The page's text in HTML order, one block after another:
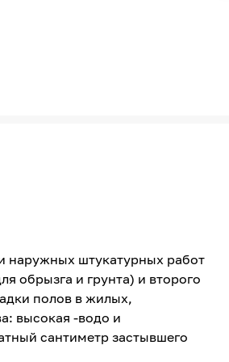
наружных штукатурных работ
обрызга и грунта) и второго
полов в жилых,
высокая -водо и
сантиметр застывшего